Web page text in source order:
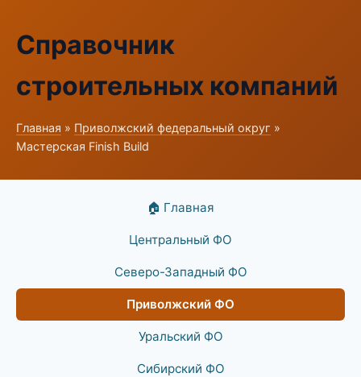
Справочник
строительных компаний
Главная » Приволжский федеральный округ »
Мастерская Finish Build
🏠 Главная
Центральный ФО
Северо-Западный ФО
Приволжский ФО
Уральский ФО
Сибирский ФО